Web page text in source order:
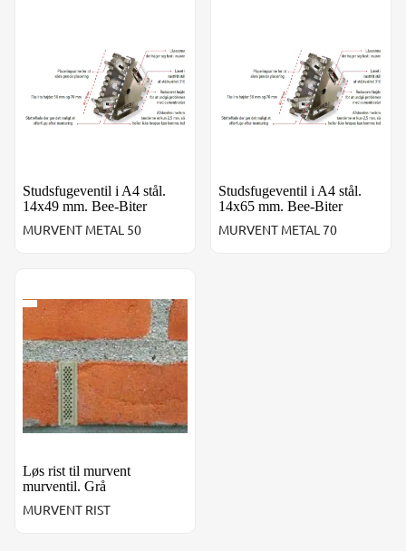
Studsfugeventil i A4 stål.
14x49 mm. Bee-Biter
MURVENT METAL 50
Studsfugeventil i A4 stål.
14x65 mm. Bee-Biter
MURVENT METAL 70
Løs rist til murvent
murventil. Grå
MURVENT RIST